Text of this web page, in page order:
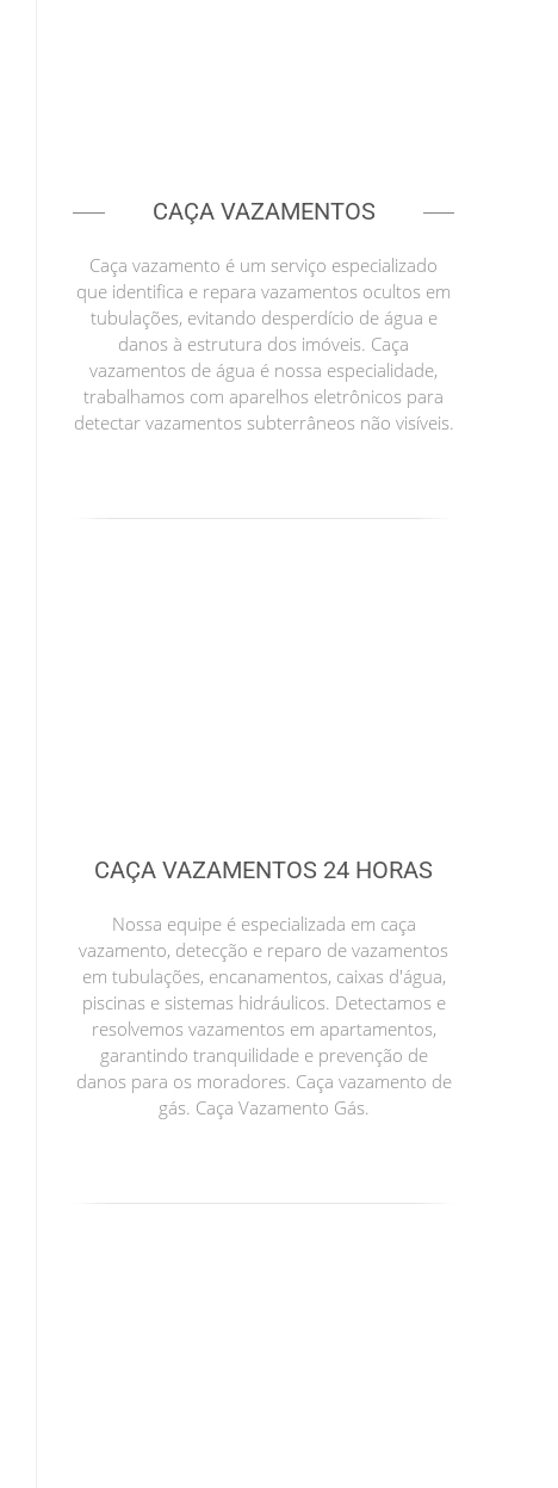
CAÇA VAZAMENTOS
Caça vazamento é um serviço especializado
que identifica e repara vazamentos ocultos em
tubulações, evitando desperdício de água e
danos à estrutura dos imóveis. Caça
vazamentos de água é nossa especialidade,
trabalhamos com aparelhos eletrônicos para
detectar vazamentos subterrâneos não visíveis.
CAÇA VAZAMENTOS 24 HORAS
Nossa equipe é especializada em caça
vazamento, detecção e reparo de vazamentos
em tubulações, encanamentos, caixas d'água,
piscinas e sistemas hidráulicos. Detectamos e
resolvemos vazamentos em apartamentos,
garantindo tranquilidade e prevenção de
danos para os moradores. Caça vazamento de
gás. Caça Vazamento Gás.